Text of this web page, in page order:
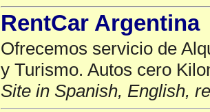
RentCar Argentina
Ofrecemos servicio de
y Turismo. Autos cero
Site in Spanish, English,